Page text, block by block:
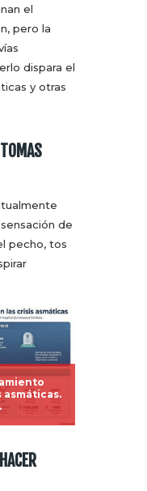
el
pero la
dispara el
y otras
de
pecho, tos